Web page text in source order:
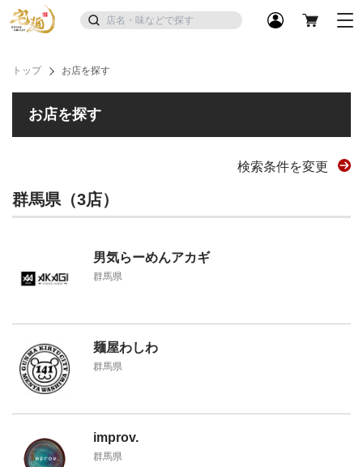
トップ お店を探す
お店を探す
検索条件を変更
群馬県（3店）
男気らーめんアカギ
群馬県
麺屋わしわ
群馬県
improv.
群馬県